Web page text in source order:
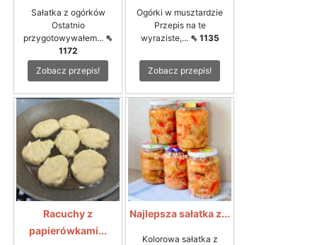
Sałatka z ogórków
Ostatnio
przygotowywałem... ⇖
1172
Zobacz przepis!
Ogórki w musztardzie
Przepis na te
wyraziste,... ⇖ 1135
Zobacz przepis!
Racuchy z
papierówkami...
Najlepsza sałatka z...
Kolorowa sałatka z